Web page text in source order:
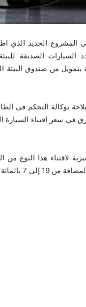
المشروع الجديد الذي
الصديقة
بتمويل من صندوق
بوكالة التحكم في
الاربعاء 24 أفريل 2024، أن هناك فارق في سعر
لاقتناء هذا النوع من
الكلي من الأداءات